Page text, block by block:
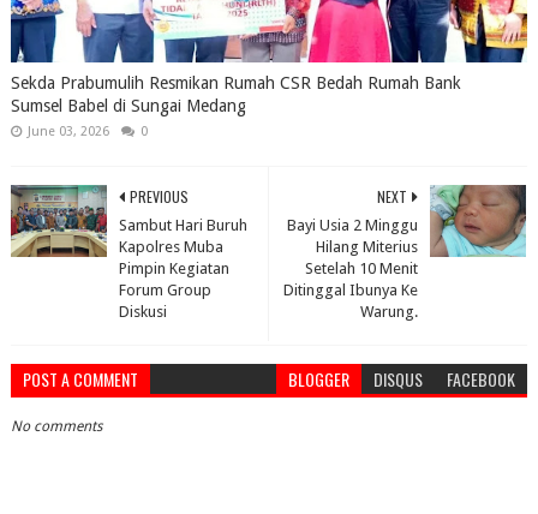
Sekda Prabumulih Resmikan Rumah CSR Bedah Rumah Bank
Sumsel Babel di Sungai Medang
June 03, 2026 0
NEXT
Bayi Usia 2 Minggu
Hilang Miterius
Setelah 10 Menit
Ditinggal Ibunya Ke
Warung.
PREVIOUS
Sambut Hari Buruh
Kapolres Muba
Pimpin Kegiatan
Forum Group
Diskusi
POST A COMMENT BLOGGER DISQUS FACEBOOK
No comments